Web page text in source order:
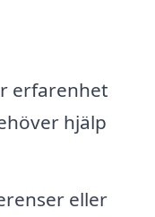
erfarenhet
hjälp
eller